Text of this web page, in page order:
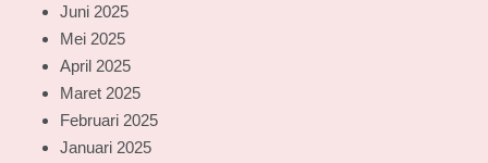
Juni 2025
Mei 2025
April 2025
Maret 2025
Februari 2025
Januari 2025